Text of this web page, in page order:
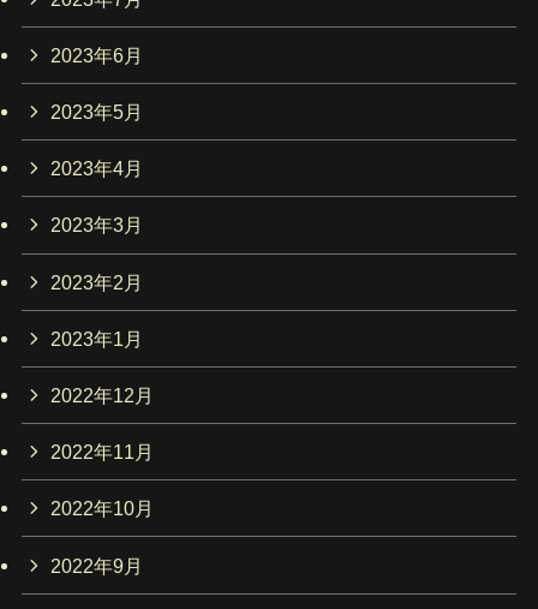
2023年6月
2023年5月
2023年4月
2023年3月
2023年2月
2023年1月
2022年12月
2022年11月
2022年10月
2022年9月